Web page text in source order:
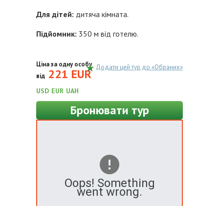
Для дітей: дитяча кімната.
Підйомник: 350 м від готелю.
Ціна за одну особу
від 221 EUR
USD EUR UAH
Бронювати тур
Додати цей тур до «Обраних»
Oops! Something
went wrong.